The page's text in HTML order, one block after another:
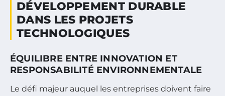
DÉVELOPPEMENT DURABLE
DANS LES PROJETS
TECHNOLOGIQUES
ÉQUILIBRE ENTRE INNOVATION ET
RESPONSABILITÉ ENVIRONNEMENTALE
Le défi majeur auquel les entreprises doivent faire